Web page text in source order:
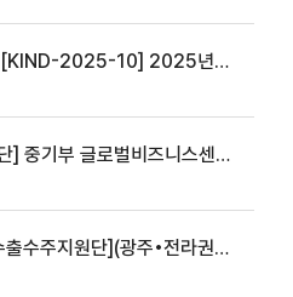
[마감](일부 제출서류 변경) [KIND-2025-10] 2025년도 제4차 해외인프라도시개발사업 타당성조사 자금지원 대상사업 모집공고(~8.26(화))
[마감][중소벤처기업진흥공단] 중기부 글로벌비즈니스센터 해외멘토단 강연 및 후속상담 프로그램 진행
[마감][기획재정부 원스톱 수출수주지원단](광주•전라권) 주요 수출품목 수출규제 인증제도 설명회 안내(7.16)